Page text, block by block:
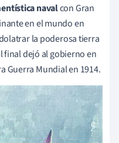
navalcon Gran
en el mundo en
la poderosa tierra
final dejó al gobierno en
Guerra Mundial en 1914.